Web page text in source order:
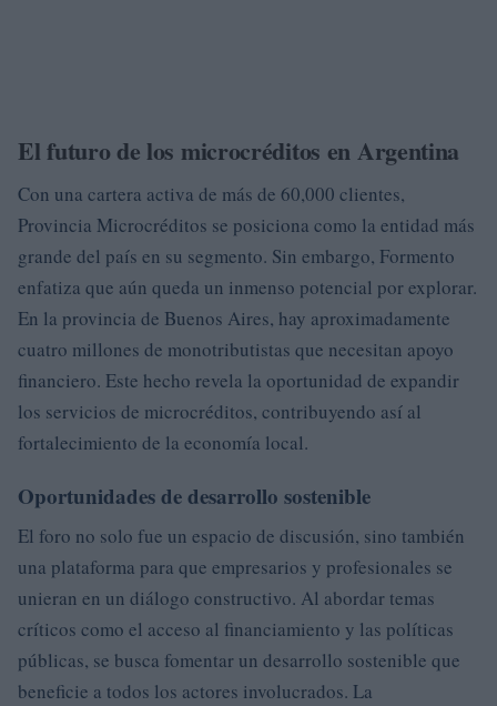
El futuro de los microcréditos en Argentina
Con una cartera activa de más de 60,000 clientes,
Provincia Microcréditos se posiciona como la entidad más
grande del país en su segmento. Sin embargo, Formento
enfatiza que aún queda un inmenso potencial por explorar.
En la provincia de Buenos Aires, hay aproximadamente
cuatro millones de monotributistas que necesitan apoyo
financiero. Este hecho revela la oportunidad de expandir
los servicios de microcréditos, contribuyendo así al
fortalecimiento de la economía local.
Oportunidades de desarrollo sostenible
El foro no solo fue un espacio de discusión, sino también
una plataforma para que empresarios y profesionales se
unieran en un diálogo constructivo. Al abordar temas
críticos como el acceso al financiamiento y las políticas
públicas, se busca fomentar un desarrollo sostenible que
beneficie a todos los actores involucrados. La